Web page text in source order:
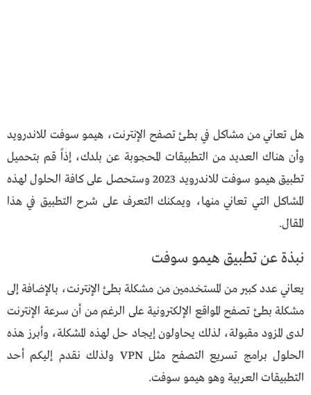
هل تعاني من مشاكل في بطئ تصفح الإنترنت، هيمو سوفت للاندرويد
وأن هناك العديد من التطبيقات المحجوبة عن بلدك، إذاً قم بتحميل
تطبيق هيمو سوفت للاندرويد 2023 وستحصل على كافة الحلول لهذه
المشاكل التي تعاني منها، ويمكنك التعرف على شرح التطبيق في هذا
المقال.
نبذة عن تطبيق هيمو سوفت
يعاني عدد كبير من المستخدمين من مشكلة بطئ الإنترنت، بالإضافة إلى
مشكلة بطئ تصفح المواقع الإلكترونية على الرغم من أن سرعة الإنترنت
لدى المزود مقبولة، لذلك يحاولون إيجاد حل لهذه المشكلة، وأبرز هذه
الحلول برامج تسريع التصفح مثل VPN ولذلك نقدم إليكم أحد
التطبيقات العربية وهو هيمو سوفت.